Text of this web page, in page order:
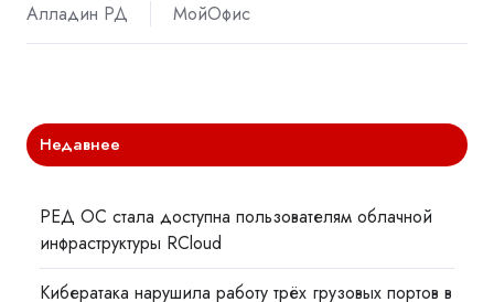
Алладин РД
МойОфис
Недавнее
РЕД ОС стала доступна пользователям облачной
инфраструктуры RCloud
Кибератака нарушила работу трёх грузовых портов в